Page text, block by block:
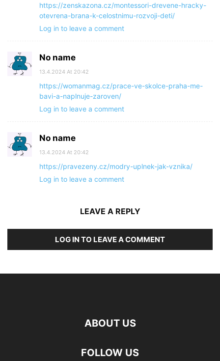
https://zenskazona.cz/montessori-drevene-hracky-
otevrena-brana-k-celostnimu-rozvoji-deti/
Log in to leave a comment
No name
13.4.2024 At 20:42
https://womanmag.cz/prace-ve-skolce-praha-me-
bavi-a-naplnuje-zaroven/
Log in to leave a comment
No name
13.4.2024 At 20:42
https://pravezeny.cz/modry-uplnek-jak-vznika/
Log in to leave a comment
LEAVE A REPLY
LOG IN TO LEAVE A COMMENT
ABOUT US
FOLLOW US